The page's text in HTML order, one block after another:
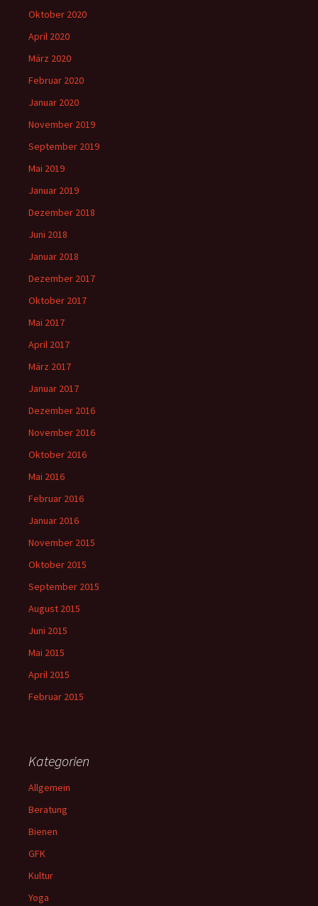
Oktober 2020
April 2020
März 2020
Februar 2020
Januar 2020
November 2019
September 2019
Mai 2019
Januar 2019
Dezember 2018
Juni 2018
Januar 2018
Dezember 2017
Oktober 2017
Mai 2017
April 2017
März 2017
Januar 2017
Dezember 2016
November 2016
Oktober 2016
Mai 2016
Februar 2016
Januar 2016
November 2015
Oktober 2015
September 2015
August 2015
Juni 2015
Mai 2015
April 2015
Februar 2015
Kategorien
Allgemein
Beratung
Bienen
GFK
Kultur
Yoga